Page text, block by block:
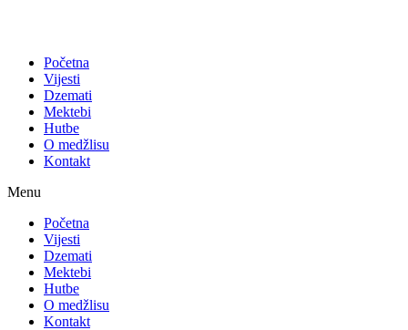
Početna
Vijesti
Dzemati
Mektebi
Hutbe
O medžlisu
Kontakt
Menu
Početna
Vijesti
Dzemati
Mektebi
Hutbe
O medžlisu
Kontakt